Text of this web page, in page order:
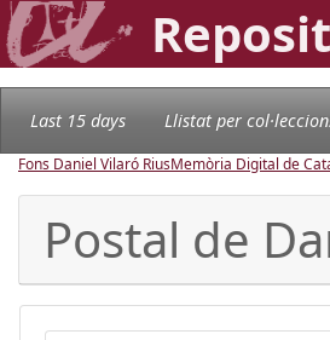
Last 15 days Llistat per
Fons Daniel Vilaró RiusMemòria Digital de
Postal de